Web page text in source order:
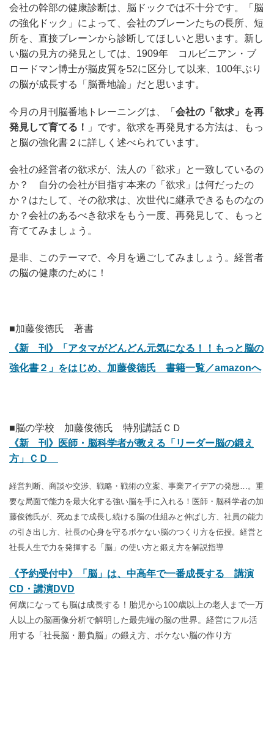
会社の幹部の健康診断は、脳ドックでは不十分です。「脳
の強化ドック」によって、会社のブレーンたちの長所、短
所を、直接ブレーンから診断してほしいと思います。新し
い脳の見方の発見としては、1909年 コルビニアン・ブ
ロードマン博士が脳皮質を52に区分して以来、100年ぶり
の脳が成長する「脳番地論」だと思います。
今月の月刊脳番地トレーニングは、「 会社の「欲求」を再
発見して育てる！
」です。欲求を再発見する方法は、もっ
と脳の強化書２に詳しく述べられています。
会社の経営者の欲求が、法人の「欲求」と一致しているの
か？ 自分の会社が目指す本来の「欲求」は何だったの
か？はたして、その欲求は、次世代に継承できるものなの
か？会社のあるべき欲求をもう一度、再発見して、もっと
育ててみましょう。
是非、このテーマで、今月を過ごしてみましょう。経営者
の脳の健康のために！
■加藤俊徳氏 著書
《新 刊》「アタマがどんどん元気になる！！もっと脳の
強化書２」をはじめ、加藤俊徳氏 書籍一覧／amazonへ
■脳の学校 加藤俊徳氏 特別講話ＣＤ
《新 刊》医師・脳科学者が教える「リーダー脳の鍛え
方」ＣＤ
経営判断、商談や交渉、戦略・戦術の立案、事業アイデアの発想…。重
要な局面で能力を最大化する強い脳を手に入れる！ 医師・脳科学者の加
藤俊徳氏が、死ぬまで成長し続ける脳の仕組みと伸ばし方、社員の能力
の引き出し方、社長の心身を守るボケない脳のつくり方を伝授。経営と
社長人生で力を発揮する「脳」の使い方と鍛え方を解説指導
《予約受付中》「脳」は、中高年で一番成長する 講演
CD・講演DVD
何歳になっても脳は成長する！胎児から100歳以上の老人まで一万
人以上の脳画像分析で解明した最先端の脳の世界。経営にフル活
用する「社長脳・勝負脳」の鍛え方、ボケない脳の作り方